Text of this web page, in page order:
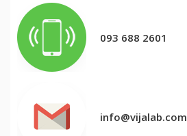
093 688 2601
info@vijalab.com